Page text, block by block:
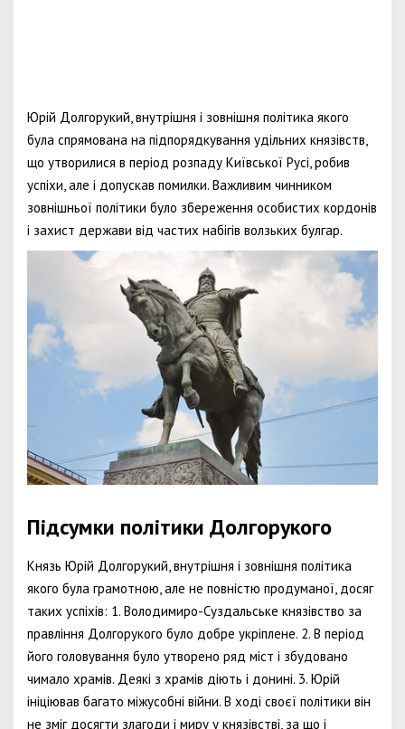
Юрій Долгорукий, внутрішня і зовнішня політика якого
була спрямована на підпорядкування удільних князівств,
що утворилися в період розпаду Київської Русі, робив
успіхи, але і допускав помилки. Важливим чинником
зовнішньої політики було збереження особистих кордонів
і захист держави від частих набігів волзьких булгар.
Підсумки політики Долгорукого
Князь Юрій Долгорукий, внутрішня і зовнішня політика
якого була грамотною, але не повністю продуманої, досяг
таких успіхів: 1. Володимиро-Суздальське князівство за
правління Долгорукого було добре укріплене. 2. В період
його головування було утворено ряд міст і збудовано
чимало храмів. Деякі з храмів діють і донині. 3. Юрій
ініціював багато міжусобні війни. В ході своєї політики він
не зміг досягти злагоди і миру у князівстві, за що і